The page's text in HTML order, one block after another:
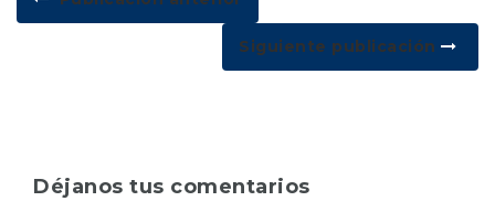
Siguiente publicación
Déjanos tus comentarios